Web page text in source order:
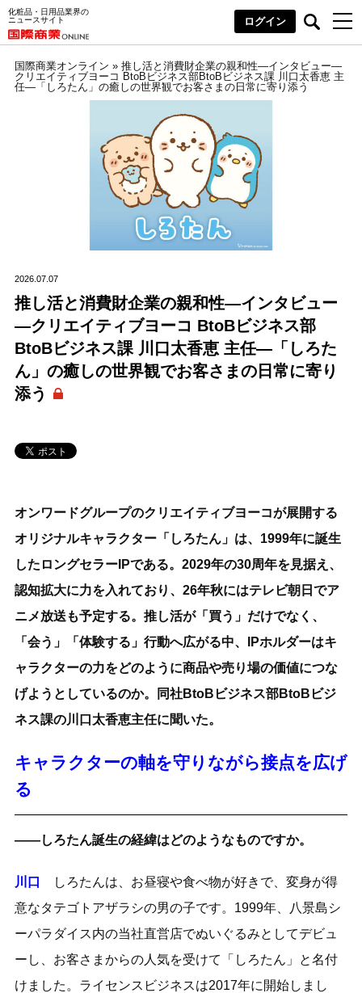
化粧品・日用品業界の
ニュースサイト
ログイン
国際商業オンライン » 推し活と消費財企業の親和性―インタビュー―
クリエイティブヨーコ BtoBビジネス部BtoBビジネス課 川口太香恵 主
任―「しろたん」の癒しの世界観でお客さまの日常に寄り添う
2026.07.07
推し活と消費財企業の親和性―インタビュー
―クリエイティブヨーコ BtoBビジネス部
BtoBビジネス課 川口太香恵 主任―「しろた
ん」の癒しの世界観でお客さまの日常に寄り
添う
オンワードグループのクリエイティブヨーコが展開する
オリジナルキャラクター「しろたん」は、1999年に誕生
したロングセラーIPである。2029年の30周年を見据え、
認知拡大に力を入れており、26年秋にはテレビ朝日でア
ニメ放送も予定する。推し活が「買う」だけでなく、
「会う」「体験する」行動へ広がる中、IPホルダーはキ
ャラクターの力をどのように商品や売り場の価値につな
げようとしているのか。同社BtoBビジネス部BtoBビジ
ネス課の川口太香恵主任に聞いた。
キャラクターの軸を守りながら接点を広げ
る
――しろたん誕生の経緯はどのようなものですか。
川口
しろたんは、お昼寝や食べ物が好きで、変身が得
意なタテゴトアザラシの男の子です。1999年、八景島シ
ーパラダイス内の当社直営店でぬいぐるみとしてデビュ
ーし、お客さまからの人気を受けて「しろたん」と名付
けました。ライセンスビジネスは2017年に開始しまし